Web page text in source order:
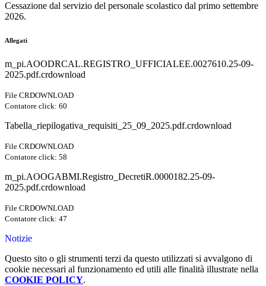
Cessazione dal servizio del personale scolastico dal primo settembre
2026.
Allegati
m_pi.AOODRCAL.REGISTRO_UFFICIALEE.0027610.25-09-
2025.pdf.crdownload
File CRDOWNLOAD
Contatore click: 60
Tabella_riepilogativa_requisiti_25_09_2025.pdf.crdownload
File CRDOWNLOAD
Contatore click: 58
m_pi.AOOGABMI.Registro_DecretiR.0000182.25-09-
2025.pdf.crdownload
File CRDOWNLOAD
Contatore click: 47
Notizie
Questo sito o gli strumenti terzi da questo utilizzati si avvalgono di
cookie necessari al funzionamento ed utili alle finalità illustrate nella
COOKIE POLICY.